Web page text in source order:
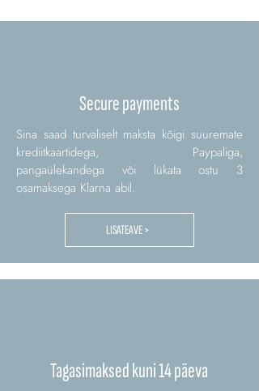
Secure payments
Sina saad turvaliselt maksta kõigi suuremate
krediitkaartidega, Paypaliga,
pangaülekandega või lükata ostu 3
osamaksega Klarna abil.
LISATEAVE >
Tagasimaksed kuni 14 päeva